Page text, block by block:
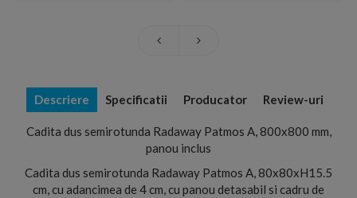
Descriere Specificatii Producator Review-uri
Cadita dus semirotunda Radaway Patmos A, 800x800 mm,
panou inclus
Cadita dus semirotunda Radaway Patmos A, 80x80xH15.5
cm, cu adancimea de 4 cm, cu panou detasabil si cadru de